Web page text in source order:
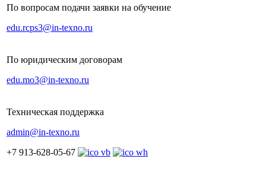
По вопросам подачи заявки на обучение
edu.rcps3@in-texno.ru
По юридическим договорам
edu.mo3@in-texno.ru
Техническая поддержка
admin@in-texno.ru
+7 913-628-05-67